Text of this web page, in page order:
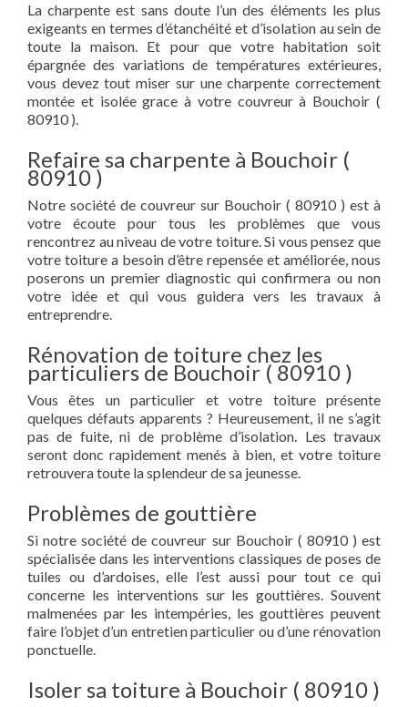
La charpente est sans doute l’un des éléments les plus
exigeants en termes d’étanchéité et d’isolation au sein de
toute la maison. Et pour que votre habitation soit
épargnée des variations de températures extérieures,
vous devez tout miser sur une charpente correctement
montée et isolée grace à votre couvreur à Bouchoir (
80910 ).
Refaire sa charpente à Bouchoir (
80910 )
Notre société de couvreur sur Bouchoir ( 80910 ) est à
votre écoute pour tous les problèmes que vous
rencontrez au niveau de votre toiture. Si vous pensez que
votre toiture a besoin d’être repensée et améliorée, nous
poserons un premier diagnostic qui confirmera ou non
votre idée et qui vous guidera vers les travaux à
entreprendre.
Rénovation de toiture chez les
particuliers de Bouchoir ( 80910 )
Vous êtes un particulier et votre toiture présente
quelques défauts apparents ? Heureusement, il ne s’agit
pas de fuite, ni de problème d’isolation. Les travaux
seront donc rapidement menés à bien, et votre toiture
retrouvera toute la splendeur de sa jeunesse.
Problèmes de gouttière
Si notre société de couvreur sur Bouchoir ( 80910 ) est
spécialisée dans les interventions classiques de poses de
tuiles ou d’ardoises, elle l’est aussi pour tout ce qui
concerne les interventions sur les gouttières. Souvent
malmenées par les intempéries, les gouttières peuvent
faire l’objet d’un entretien particulier ou d’une rénovation
ponctuelle.
Isoler sa toiture à Bouchoir ( 80910 )